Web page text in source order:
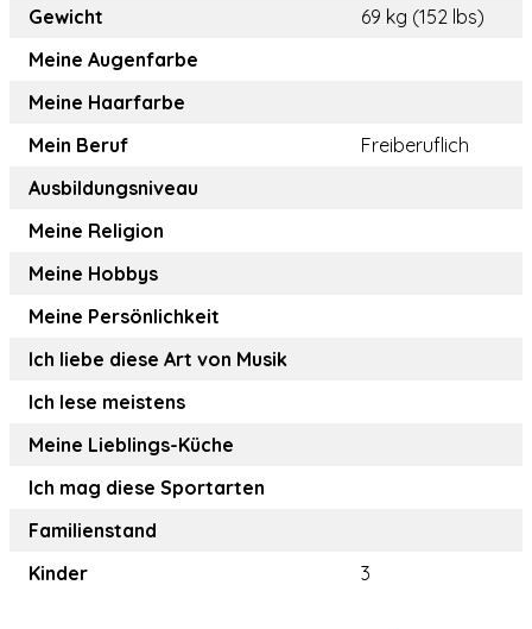
Gewicht
69 kg (152 lbs)
Meine Augenfarbe
Meine Haarfarbe
Mein Beruf
Freiberuflich
Ausbildungsniveau
Meine Religion
Meine Hobbys
Meine Persönlichkeit
Ich liebe diese Art von Musik
Ich lese meistens
Meine Lieblings-Küche
Ich mag diese Sportarten
Familienstand
Kinder
3